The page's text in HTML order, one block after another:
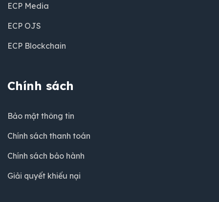
ECP Media
ECP OJS
ECP Blockchain
Chính sách
Bảo mật thông tin
Chính sách thanh toán
Chính sách bảo hành
Giải quyết khiếu nại